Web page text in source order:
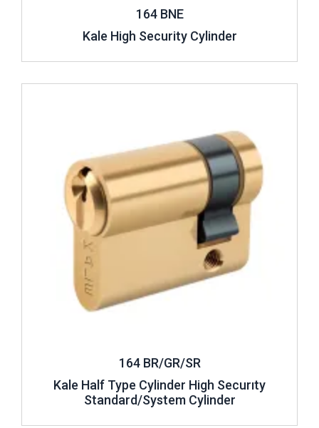
164 BNE
Kale High Security Cylinder
164 BR/GR/SR
Kale Half Type Cylinder High Securıty
Standard/System Cylinder